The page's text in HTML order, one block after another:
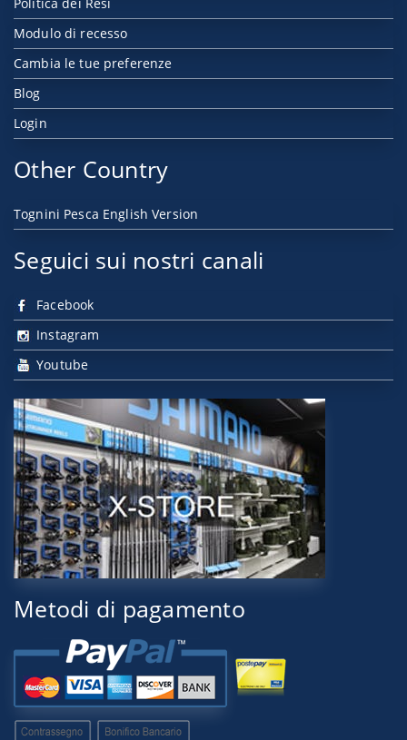
Modulo di recesso
Cambia le tue preferenze
Blog
Login
Other Country
Tognini Pesca English Version
Seguici sui nostri canali
Facebook
Instagram
Youtube
Metodi di pagamento